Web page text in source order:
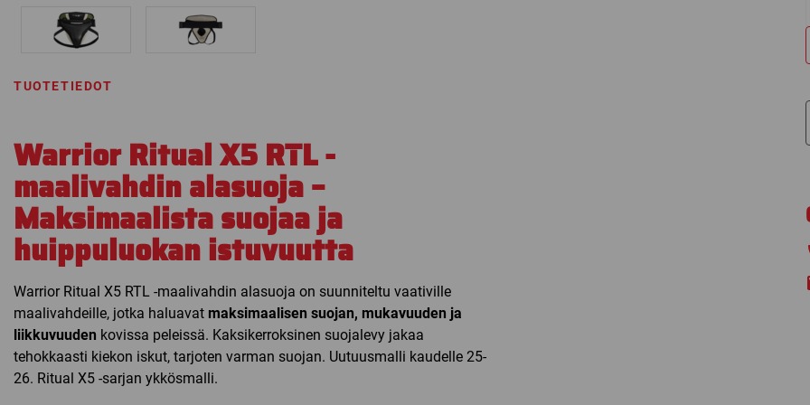
TUOTETIEDOT
Warrior Ritual X5 RTL -
maalivahdin alasuoja –
Maksimaalista suojaa ja
huippuluokan istuvuutta
Warrior Ritual X5 RTL -maalivahdin alasuoja on suunniteltu vaativille
maalivahdeille, jotka haluavat maksimaalisen suojan, mukavuuden ja
liikkuvuuden kovissa peleissä. Kaksikerroksinen suojalevy jakaa
tehokkaasti kiekon iskut, tarjoten varman suojan. Uutuusmalli kaudelle 25-
26. Ritual X5 -sarjan ykkösmalli.